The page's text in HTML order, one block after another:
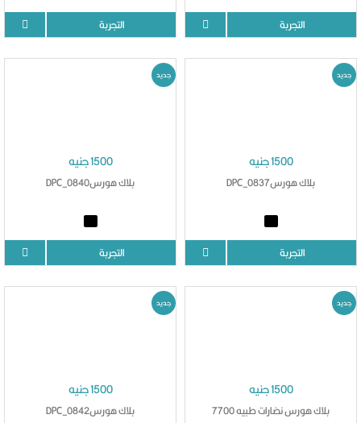
التجربة التجربة
1500 جنيه
بلاك هورسDPC_0837
التجربة
جديد
1500 جنيه
بلاك هورسDPC_0840
التجربة
جديد
1500 جنيه
بلاك هورس نضارات طبيه 7700
جديد
1500 جنيه
بلاك هورسDPC_0842
جديد